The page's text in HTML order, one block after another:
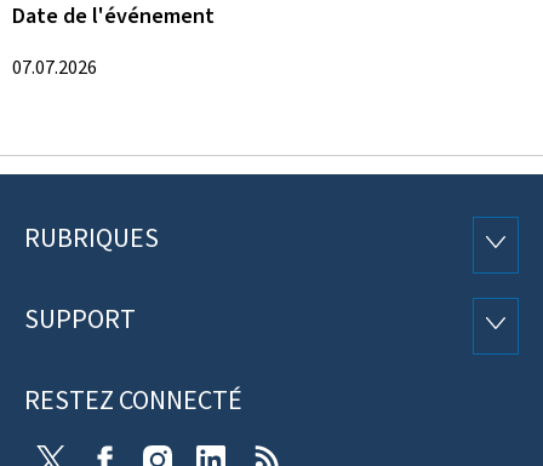
Date de l'événement
07.07.2026
Pied
page
RUBRIQUES
SUPPORT
RESTEZ CONNECTÉ
FacebookInstagramLinkedin